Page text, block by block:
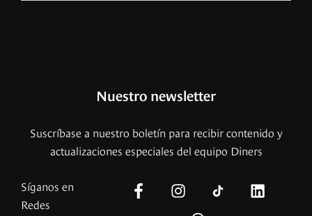
Nuestro newsletter
Suscríbase a nuestro boletín para recibir contenido y
actualizaciones especiales del equipo Diners
Síganos en
Redes